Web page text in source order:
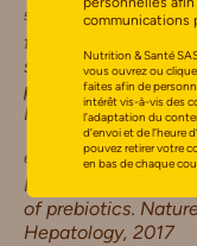
⁵ Hill C et al. — The
for Probiotics and
statement on the
probiotic. Nature
Hepatology, 2014
⁶ Gibson GR et al.
ISAPP consensus
of prebiotics.
Hepatology, 2017
communications
Nutrition & Santé
vous ouvrez ou
faites afin de
intérêt vis-à-vis des
l’adaptation du
d’envoi et de l’heure
pouvez retirer votre
en bas de chaque